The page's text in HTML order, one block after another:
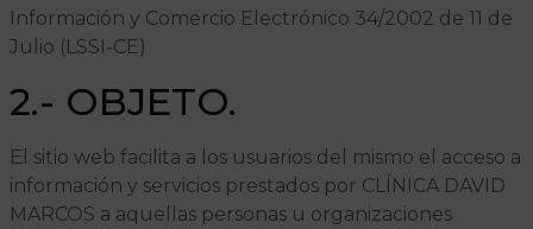
Información y Comercio Electrónico 34/2002 de 11 de
Julio (LSSI-CE)
2.- OBJETO.
El sitio web facilita a los usuarios del mismo el acceso a
información y servicios prestados por CLÍNICA DAVID
MARCOS a aquellas personas u organizaciones